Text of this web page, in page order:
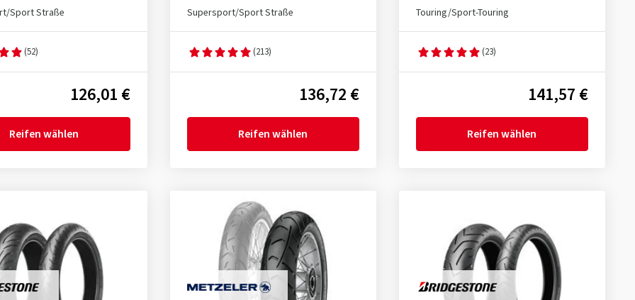
Sport Straße
(52)
126,01 €
Reifen wählen
Supersport/Sport Straße
(213)
136,72 €
Reifen wählen
Touring/Sport-Touring
(23)
141,57 €
Reifen wählen